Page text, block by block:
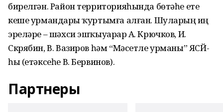
бирелгән. Район территорияһында бөтәһе ете
кеше урмандарҙы ҡуртымға алған. Шуларҙың иң
эреләре – шәхси эшҡыуарҙар А. Крючков, И.
Скрябин, В. Вазиров һәм “Мәсетле урманы” ЯСЙ-
һы (етәксеһе В. Бервинов).
Партнеры